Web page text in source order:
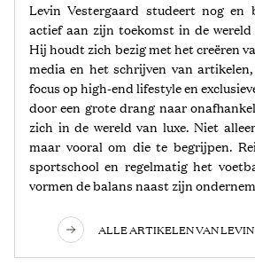
Levin Vestergaard studeert nog en
actief aan zijn toekomst in de wereld
Hij houdt zich bezig met het creëren
media en het schrijven van
focus op high-end lifestyle en
door een grote drang naar
zich in de wereld van luxe. Niet
maar vooral om die te begrijpen.
sportschool en regelmatig het
vormen de balans naast zijn
ALLE ARTIKELEN VAN